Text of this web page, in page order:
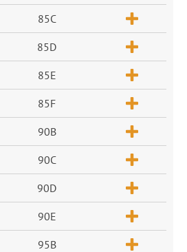
85C
85D
85E
85F
90B
90C
90D
90E
95B